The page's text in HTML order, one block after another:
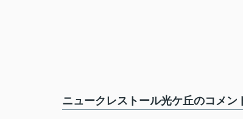
ニュークレストール光ケ丘のコメン